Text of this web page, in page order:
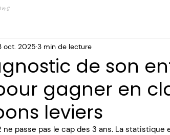
de son
gagner en
leviers
oct. 2025 3 min de lecture
passe pas le cap des 3 ans. La statistique